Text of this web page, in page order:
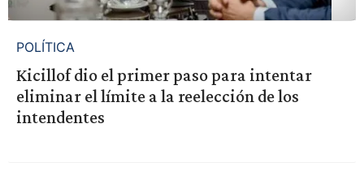
POLÍTICA
Kicillof dio el primer paso para intentar
eliminar el límite a la reelección de los
intendentes